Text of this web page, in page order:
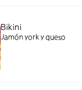
Bikini
Jamón york y queso